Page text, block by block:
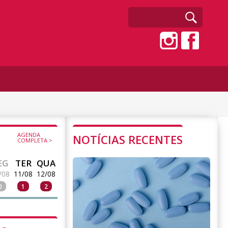
AGENDA
COMPLETA >
TER
11/08
1
QUA
12/08
2
NOTÍCIAS RECENTES